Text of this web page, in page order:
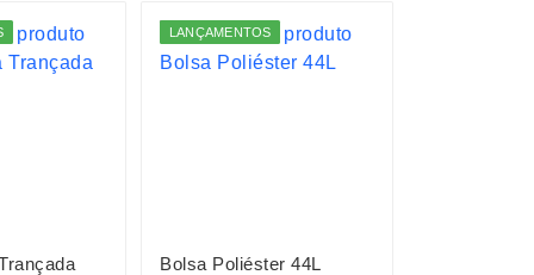
LANÇAMENTOS
Bolsa Poliéster 44L